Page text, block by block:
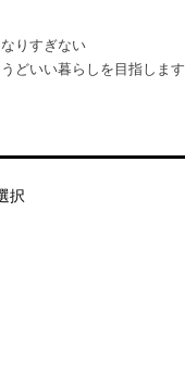
りすぎない
どいい暮らしを目指します